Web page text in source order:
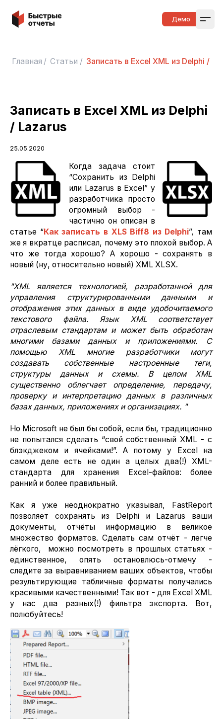
Быстрые отчеты Демо
Главная / Статьи / Записать в Excel XML из Delphi /
Записать в Excel XML из Delphi
/ Lazarus
25.05.2020
Когда задача стоит
“Сохранить из Delphi
или Lazarus в Excel” у
разработчика просто
огромный выбор -
частично он описан в
статье “Как записать в XLS Biff8 из Delphi”, там
же я вкратце расписал, почему это плохой выбор. А
что же тогда хорошо? А хорошо - сохранять в
новый (ну, относительно новый) XML XLSX.
"XML является технологией, разработанной для
управления структурированными данными и
отображения этих данных в виде удобочитаемого
текстового файла. Язык XML соответствует
отраслевым стандартам и может быть обработан
многими базами данных и приложениями. С
помощью XML многие разработчики могут
создавать собственные настроенные теги,
структуры данных и схемы. В целом XML
существенно облегчает определение, передачу,
проверку и интерпретацию данных в различных
базах данных, приложениях и организациях. "
Но Microsoft не был бы собой, если бы, традиционно
не попытался сделать “свой собственный XML - c
блэкджеком и ячейками!”. А потому у Excel на
самом деле есть не один а целых два(!) XML-
стандарта для хранения Excel-файлов: более
ранний и более правильный.
Как я уже неоднократно указывал, FastReport
позволяет сохранять из Delphi и Lazarus ваши
документы, отчёты информацию в великое
множество форматов. Сделать сам отчёт - легче
лёгкого, можно посмотреть в прошлых статьях -
единственное, опять остановлюсь-отмечу -
следите за выравниванием ваших объектов, чтобы
результирующие табличные форматы получались
красивыми качественными! Так вот - для Excel XML
у нас два разных(!) фильтра экспорта. Вот,
полюбуйтесь!